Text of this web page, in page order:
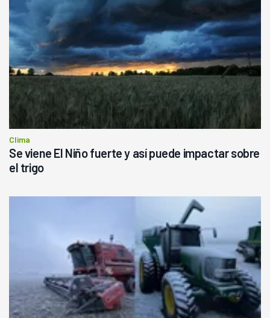
Clima
Se viene El Niño fuerte y así puede impactar sobre
el trigo